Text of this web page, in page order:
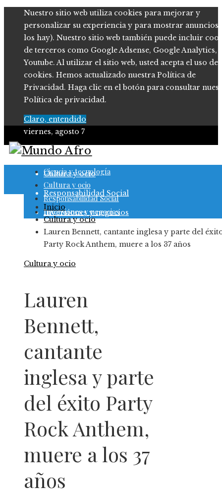
Nuestro sitio web utiliza cookies para mejorar y
personalizar su experiencia y para mostrar anuncios
los hay). Nuestro sitio web también puede incluir
de terceros como Google Adsense, Google Analytics,
Youtube. Al utilizar el sitio web, usted acepta el uso de
cookies. Hemos actualizado nuestra Política de
Privacidad. Haga clic en el botón para consultar
Política de privacidad.
Claro, entendido
viernes, agosto 7
Ciencia y tecnología
Cultura y ocio
Responsabilidad Social
Inversiones y negocios
Ciencia y tecnología
Cultura y ocio
Responsabilidad Social
Inversiones y negocios
Inicio
Cultura y ocio
Lauren Bennett, cantante inglesa y parte del
Party Rock Anthem, muere a los 37 años
Cultura y ocio
Lauren
Bennett,
cantante
inglesa y parte
del éxito Party
Rock Anthem,
muere a los 37
años